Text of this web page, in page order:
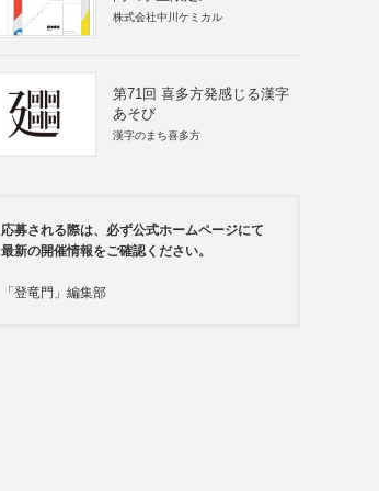
株式会社中川ケミカル
第71回 喜多方発感じる漢字
あそび
漢字のまち喜多方
応募される際は、必ず公式ホームページにて
最新の開催情報をご確認ください。
「登竜門」編集部